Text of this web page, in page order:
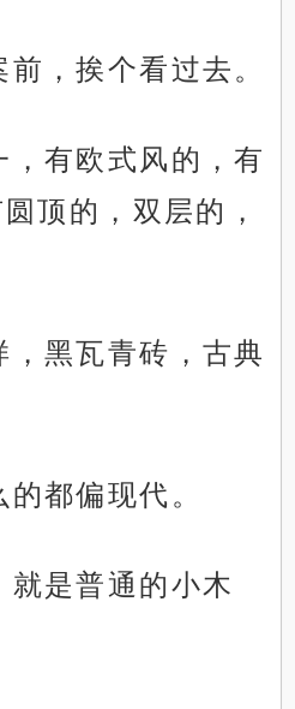
，挨个看过去。
，有欧式风的，有
顶的，双层的，
，黑瓦青砖，古典
都偏现代。
就是普通的小木